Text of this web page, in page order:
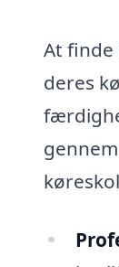
At
deres